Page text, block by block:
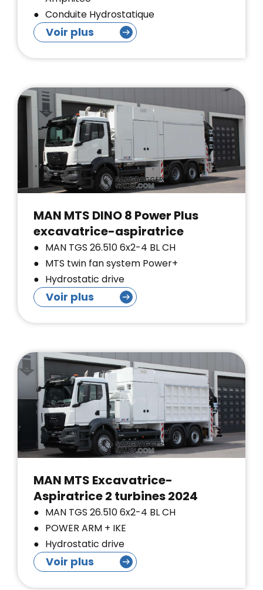
Conduite Hydrostatique
Voir plus
MAN MTS DINO 8 Power Plus
excavatrice-aspiratrice
MAN TGS 26.510 6x2-4 BL CH
MTS twin fan system Power+
Hydrostatic drive
Voir plus
MAN MTS Excavatrice-
Aspiratrice 2 turbines 2024
MAN TGS 26.510 6x2-4 BL CH
POWER ARM + IKE
Hydrostatic drive
Voir plus